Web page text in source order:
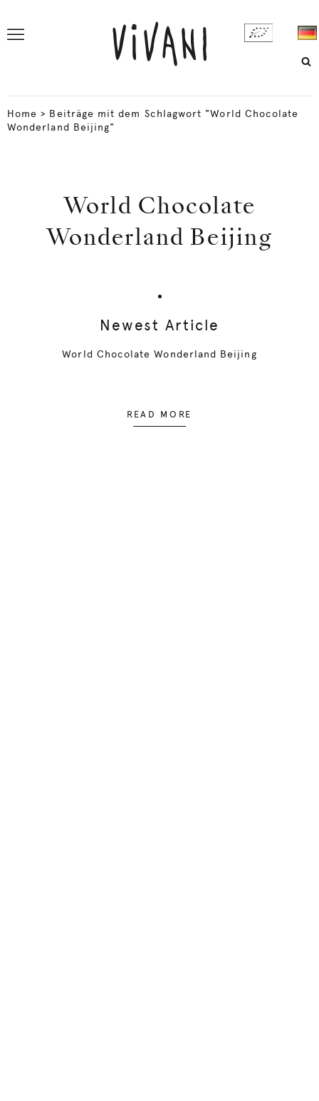
Home > Beiträge mit dem Schlagwort "World Chocolate
Wonderland Beijing"
World Chocolate
Wonderland Beijing
Newest Article
World Chocolate Wonderland Beijing
READ MORE